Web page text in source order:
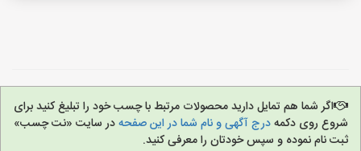
اگر شما هم تمایل دارید محصولات مرتبط با چسب خود را تبلیغ کنید برای
شروع روی دکمهدرج آگهی و نام شما در این صفحهدر سایت «نت چسب»
ثبت نام نموده و سپس خودتان را معرفی کنید.